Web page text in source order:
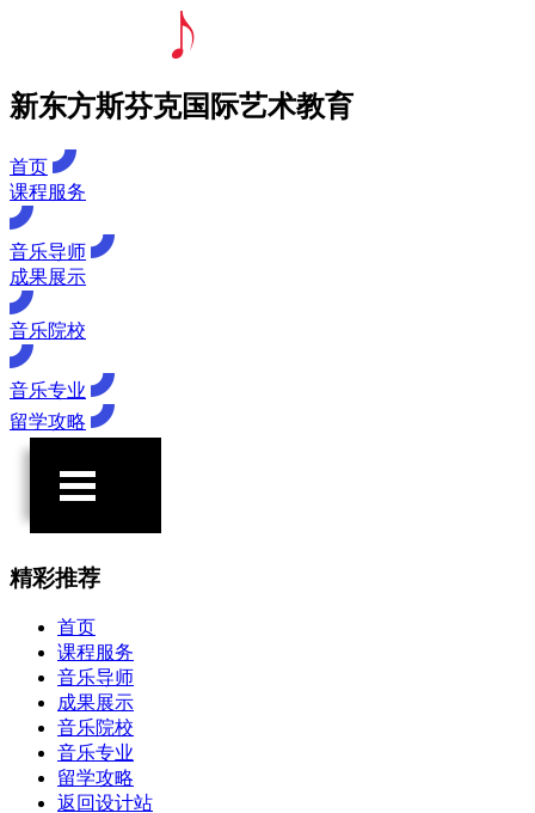
新东方斯芬克国际艺术教育
首页
课程服务
音乐导师
成果展示
音乐院校
音乐专业
留学攻略
精彩推荐
首页
课程服务
音乐导师
成果展示
音乐院校
音乐专业
留学攻略
返回设计站